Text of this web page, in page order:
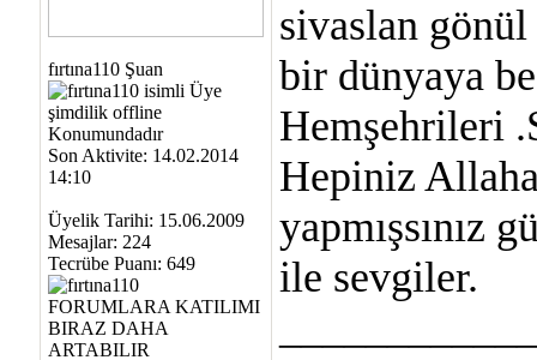
fırtına110 Şuan
Son Aktivite: 14.02.2014
14:10
Üyelik Tarihi: 15.06.2009
Mesajlar: 224
Tecrübe Puanı: 649
sivaslan
bir dünyaya
Hemşehrileri
Hepiniz
yapmışsınız
ile sevgiler.